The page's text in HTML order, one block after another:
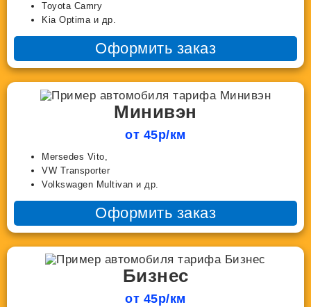
Toyota Camry
Kia Optima и др.
Оформить заказ
Минивэн
от 45р/км
Mersedes Vito,
VW Transporter
Volkswagen Multivan и др.
Оформить заказ
Бизнес
от 45р/км